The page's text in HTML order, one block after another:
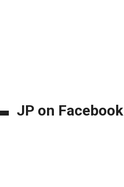
JP on Facebook